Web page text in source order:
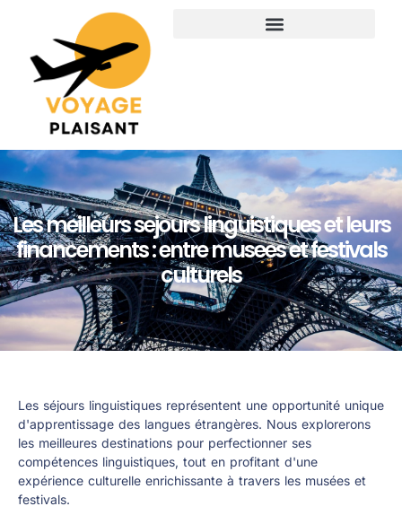
Les meilleurs sejours linguistiques et leurs
financements : entre musees et festivals
culturels
Les séjours linguistiques représentent une opportunité unique
d'apprentissage des langues étrangères. Nous explorerons
les meilleures destinations pour perfectionner ses
compétences linguistiques, tout en profitant d'une
expérience culturelle enrichissante à travers les musées et
festivals.